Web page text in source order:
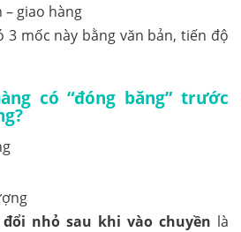
– giao hàng
3 mốc này bằng văn bản, tiến độ
có “đóng băng” trước
nhỏ sau khi vào chuyền là